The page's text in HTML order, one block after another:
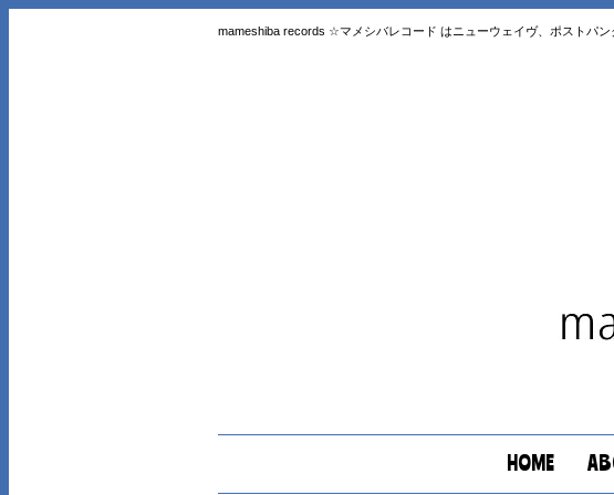
mameshiba records ☆マメシバレコード はニューウェイヴ、ポストパ
HOME